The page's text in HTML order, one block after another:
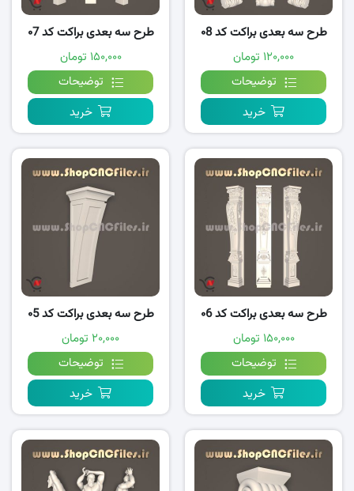
طرح سه بعدی براکت کد ۰8
۱۲۰,۰۰۰ تومان
توضیحات
خرید
طرح سه بعدی براکت کد ۰7
۱۵۰,۰۰۰ تومان
توضیحات
خرید
طرح سه بعدی براکت کد ۰6
۱۵۰,۰۰۰ تومان
توضیحات
خرید
طرح سه بعدی براکت کد ۰5
۲۰,۰۰۰ تومان
توضیحات
خرید